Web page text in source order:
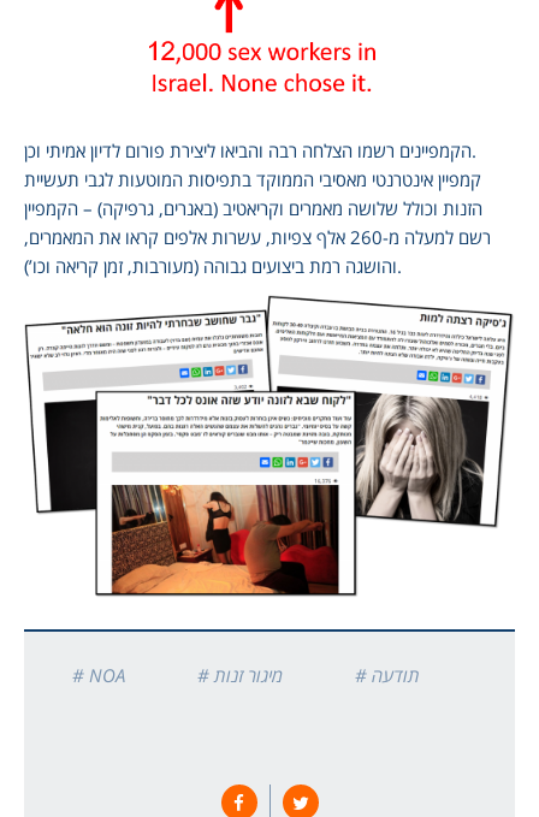
הקמפיינים רשמו הצלחה רבה והביאו ליצירת פורום לדיון אמיתי וכן.
קמפיין אינטרנטי מאסיבי הממוקד בתפיסות המוטעות לגבי תעשיית
הזנות וכולל שלושה מאמרים וקריאטיב (באנרים, גרפיקה) – הקמפיין
רשם למעלה מ-260 אלף צפיות, עשרות אלפים קראו את המאמרים,
והושגה רמת ביצועים גבוהה (מעורבות, זמן קריאה וכו’).
# NOA # מיגור זנות # תודעה